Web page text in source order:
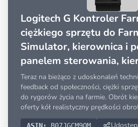
Logitech G Kontroler
ciężkiego sprzętu do
Simulator, kierownica i
panelem sterowania,
38+ przypisywalnych
PC/Mac - Czarny
Teraz na bieżąco z udoskonaleń
feedback od społeczności, ciężki
do rygorów życia na farmie. Obrót
oferty kół realistyczny prędkości
kierownicy i ciągnik bardzo dokładnej